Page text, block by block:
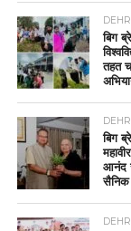
बिग
तहत
बिग
आनंद
सैनिक